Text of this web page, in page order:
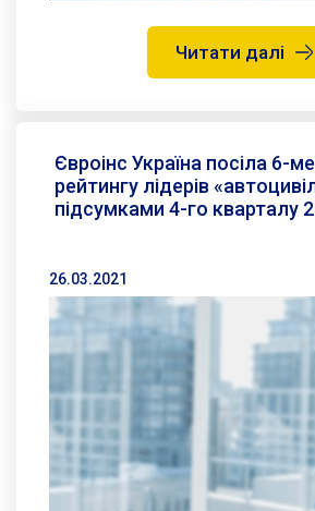
Читати далі
Євроінс Україна посіла 6-
рейтингу лідерів
підсумками 4-го кварталу
26.03.2021